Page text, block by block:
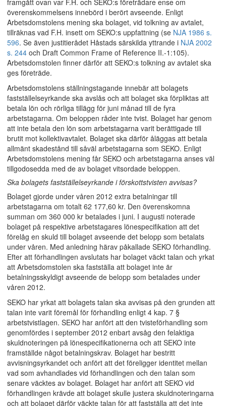
framgått ovan var F.H. och SEKO:s företrädare ense om
överenskommelsens innebörd i berört avseende. Enligt
Arbetsdomstolens mening ska bolaget, vid tolkning av avtalet,
tillräknas vad F.H. insett om SEKO:s uppfattning (se NJA 1986 s.
596. Se även justitierådet Håstads särskilda yttrande i NJA 2002
s. 244 och Draft Common Frame of Reference II.-1:105).
Arbetsdomstolen finner därför att SEKO:s tolkning av avtalet ska
ges företräde.
Arbetsdomstolens ställningstagande innebär att bolagets
fastställelseyrkande ska avslås och att bolaget ska förpliktas att
betala lön och rörliga tillägg för juni månad till de fyra
arbetstagarna. Om beloppen råder inte tvist. Bolaget har genom
att inte betala den lön som arbetstagarna varit berättigade till
brutit mot kollektivavtalet. Bolaget ska därför åläggas att betala
allmänt skadestånd till såväl arbetstagarna som SEKO. Enligt
Arbetsdomstolens mening får SEKO och arbetstagarna anses väl
tillgodosedda med de av bolaget vitsordade beloppen.
Ska bolagets fastställelseyrkande i förskottstvisten avvisas?
Bolaget gjorde under våren 2012 extra betalningar till
arbetstagarna om totalt 62 177,60 kr. Den överenskomna
summan om 360 000 kr betalades i juni. I augusti noterade
bolaget på respektive arbetstagares lönespecifikation att det
förelåg en skuld till bolaget avseende det belopp som betalats
under våren. Med anledning härav påkallade SEKO förhandling.
Efter att förhandlingen avslutats har bolaget väckt talan och yrkat
att Arbetsdomstolen ska fastställa att bolaget inte är
betalningsskyldigt avseende de belopp som betalades under
våren 2012.
SEKO har yrkat att bolagets talan ska avvisas på den grunden att
talan inte varit föremål för förhandling enligt 4 kap. 7 §
arbetstvistlagen. SEKO har anfört att den tvisteförhandling som
genomfördes i september 2012 enbart avsåg den felaktiga
skuldnoteringen på lönespecifikationerna och att SEKO inte
framställde något betalningskrav. Bolaget har bestritt
avvisningsyrkandet och anfört att det föreligger identitet mellan
vad som avhandlades vid förhandlingen och den talan som
senare väcktes av bolaget. Bolaget har anfört att SEKO vid
förhandlingen krävde att bolaget skulle justera skuldnoteringarna
och att bolaget därför väckte talan för att fastställa att det inte